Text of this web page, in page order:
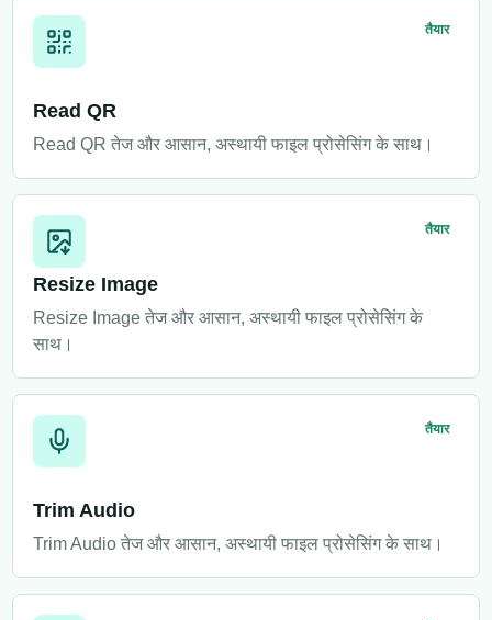
तैयार
Read QR
Read QR तेज और आसान, अस्थायी फाइल प्रोसेसिंग के साथ।
तैयार
Resize Image
Resize Image तेज और आसान, अस्थायी फाइल प्रोसेसिंग के
साथ।
तैयार
Trim Audio
Trim Audio तेज और आसान, अस्थायी फाइल प्रोसेसिंग के साथ।